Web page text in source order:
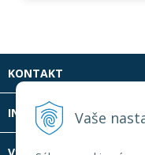
Vaše
KONTAKT
INFOLINKA